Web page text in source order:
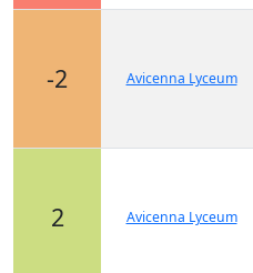
-2 Avicenna Lyceum
2 Avicenna Lyceum